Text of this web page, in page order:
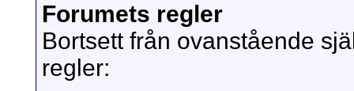
Forumets regler
Bortsett från ovanstående
regler: